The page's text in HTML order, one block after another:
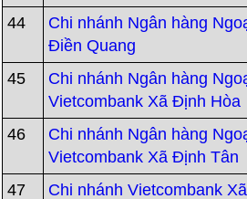
44
Chi nhánh Ngân hàng
Điền Quang
45
Chi nhánh Ngân hàng
Vietcombank Xã Định Hòa
46
Chi nhánh Ngân hàng
Vietcombank Xã Định Tân
47
Chi nhánh Vietcombank